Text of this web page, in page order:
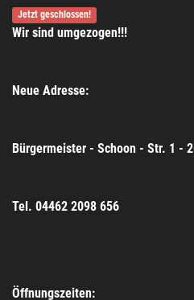
Jetzt geschlossen!
Wir sind umgezogen!!!
Neue Adresse:
Bürgermeister - Schoon - Str. 1 -
Tel. 04462 2098 656
Öffnungszeiten: